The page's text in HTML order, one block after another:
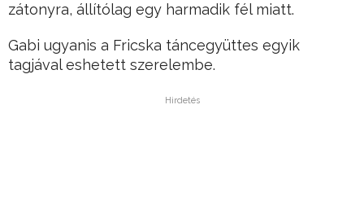
zátonyra, állítólag egy harmadik fél miatt.
Gabi ugyanis a Fricska táncegyüttes egyik
tagjával eshetett szerelembe.
Hirdetés